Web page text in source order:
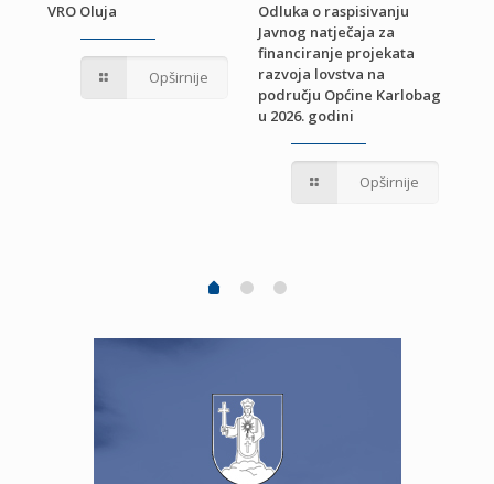
VRO Oluja
Opširnije
Odluka o raspisivanju
Javnog natječaja za
financiranje projekata
razvoja lovstva na
području Općine Karlobag
u 2026. godini
Opširnije